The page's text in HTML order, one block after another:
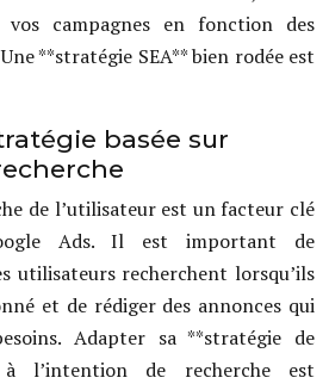
vos campagnes en fonction des
**stratégie SEA** bien rodée est
basée sur
de l’utilisateur est un facteur clé
Ads. Il est important de
utilisateurs recherchent lorsqu’ils
et de rédiger des annonces qui
Adapter sa **stratégie de
l’intention de recherche est